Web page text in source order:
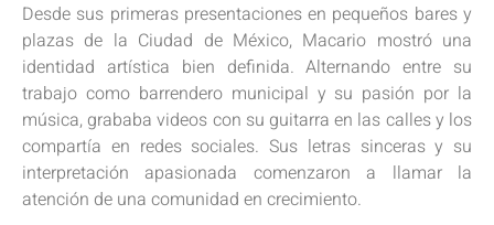
Desde sus primeras presentaciones en pequeños bares y
plazas de la Ciudad de México, Macario mostró una
identidad artística bien definida. Alternando entre su
trabajo como barrendero municipal y su pasión por la
música, grababa videos con su guitarra en las calles y los
compartía en redes sociales. Sus letras sinceras y su
interpretación apasionada comenzaron a llamar la
atención de una comunidad en crecimiento.